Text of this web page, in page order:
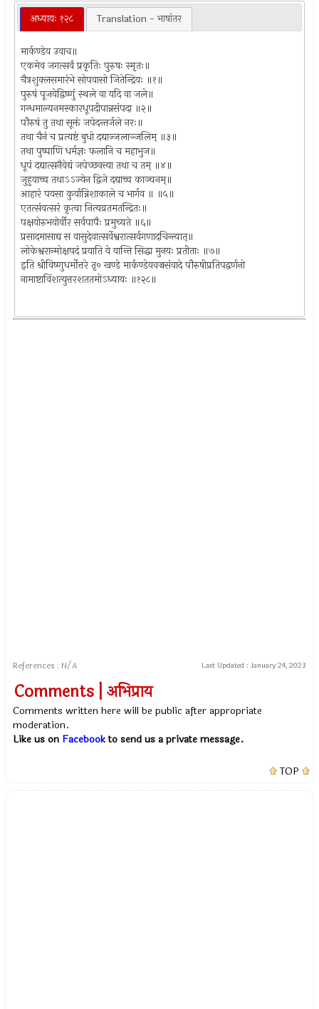
अध्यायः १२८ Translation - भाषांतर
मार्कण्डेय उवाच॥
एकमेव जगत्सर्वं प्रकृतिः पुरुषः स्मृतः॥
चैत्रशुक्लसमारंभे सोपवासो जितेन्द्रियः ॥१॥
पुरुषं पूजयेद्विष्णुं स्थले वा यदि वा जले॥
गन्धमाल्यनमस्कारधूपदीपान्नसंपदा ॥२॥
पौरुषं तु तथा सूक्तं जपेदन्तर्जले नरः॥
तथा चैनं च प्रत्यष्टं बुधो दद्याज्जलाञ्जलिम् ॥३॥
तथा पुष्पाणि धर्मज्ञः फलानि च महाभुज॥
धूपं दद्यात्सनैवेद्यं जपेच्छक्त्या तथा च तम् ॥४॥
जुहुयाच्च तथाऽऽज्येन द्विजे दद्याच्च काञ्चनम्॥
आहारं पयसा कुर्यान्निशाकाले च भार्गव ॥ ॥५॥
एतत्संवत्सरं कृत्वा नित्यव्रतमतन्द्रितः॥
पक्षयोरुभयोर्वीर सर्वपापैः प्रमुच्यते ॥६॥
प्रसादमासाद्य स वासुदेवात्सर्वेश्वरात्सर्वगणादचिन्त्यात्॥
लोकेश्वरान्मोक्षपदं प्रयाति ये यान्ति सिद्धा मुनयः प्रतीताः ॥७॥
इति श्रीविष्णुधर्मोत्तरे तृ० खण्डे मार्कण्डेयवज्रसंवादे पौरुषीप्रतिपद्वर्णनो
नामाष्टाविंशत्युत्तरशततमोऽध्यायः ॥१२८॥
References : N/A Last Updated : January 24, 2023
Comments | अभिप्राय
Comments written here will be public after appropriate
moderation.
Like us on Facebookto send us a private message.
TOP